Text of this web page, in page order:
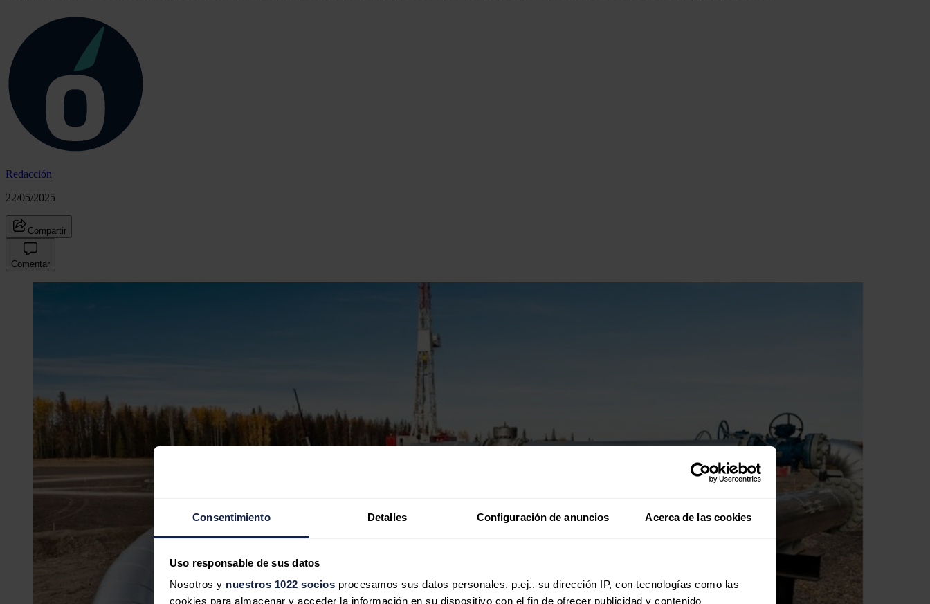
Consentimiento Detalles Configuración de anuncios Acerca de las cookies
Uso responsable de sus datos
Nosotros y nuestros 1022 socios procesamos sus datos personales, p.ej., su dirección IP, con tecnologías como las
cookies para almacenar y acceder la información en su dispositivo con el fin de ofrecer publicidad y contenido
Redacción
22/05/2025
Compartir
Comentar